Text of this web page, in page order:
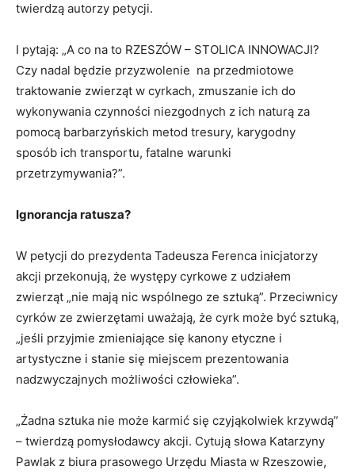
twierdzą autorzy petycji.
I pytają: „A co na to RZESZÓW – STOLICA INNOWACJI?
Czy nadal będzie przyzwolenie na przedmiotowe
traktowanie zwierząt w cyrkach, zmuszanie ich do
wykonywania czynności niezgodnych z ich naturą za
pomocą barbarzyńskich metod tresury, karygodny
sposób ich transportu, fatalne warunki
przetrzymywania?”.
Ignorancja ratusza?
W petycji do prezydenta Tadeusza Ferenca inicjatorzy
akcji przekonują, że występy cyrkowe z udziałem
zwierząt „nie mają nic wspólnego ze sztuką”. Przeciwnicy
cyrków ze zwierzętami uważają, że cyrk może być sztuką,
„jeśli przyjmie zmieniające się kanony etyczne i
artystyczne i stanie się miejscem prezentowania
nadzwyczajnych możliwości człowieka”.
„Żadna sztuka nie może karmić się czyjąkolwiek krzywdą”
– twierdzą pomysłodawcy akcji. Cytują słowa Katarzyny
Pawlak z biura prasowego Urzędu Miasta w Rzeszowie,